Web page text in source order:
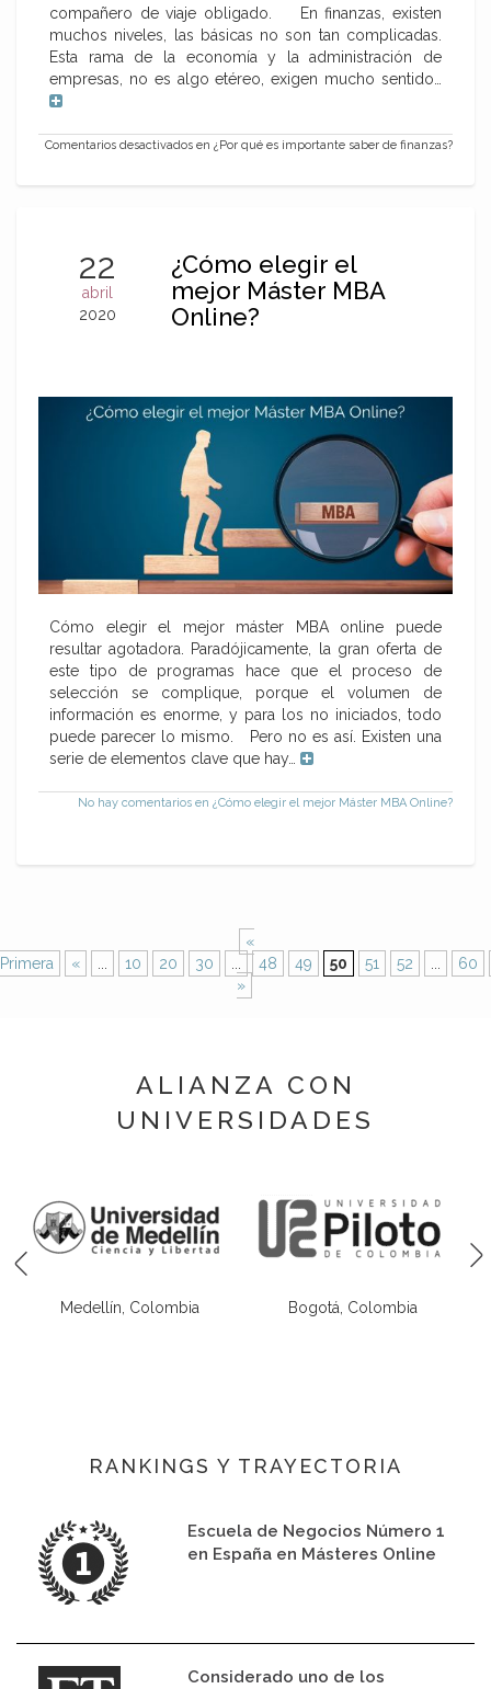
compañero de viaje obligado. En finanzas, existen
muchos niveles, las básicas no son tan complicadas.
Esta rama de la economía y la administración de
empresas, no es algo etéreo, exigen mucho sentido…
Comentarios desactivados en ¿Por qué es importante saber de finanzas?
22
abril
2020
¿Cómo elegir el
mejor Máster MBA
Online?
Cómo elegir el mejor máster MBA online puede
resultar agotadora. Paradójicamente, la gran oferta de
este tipo de programas hace que el proceso de
selección se complique, porque el volumen de
información es enorme, y para los no iniciados, todo
puede parecer lo mismo. Pero no es así. Existen una
serie de elementos clave que hay…
No hay comentarios en ¿Cómo elegir el mejor Máster MBA Online?
«
Primera
« 10 20 30 48 49 50 51 52
60
»
ALIANZA CON
UNIVERSIDADES
Medellín, Colombia Bogotá, Colombia
RANKINGS Y TRAYECTORIA
Escuela de Negocios Número 1
en España en Másteres Online
Considerado uno de los